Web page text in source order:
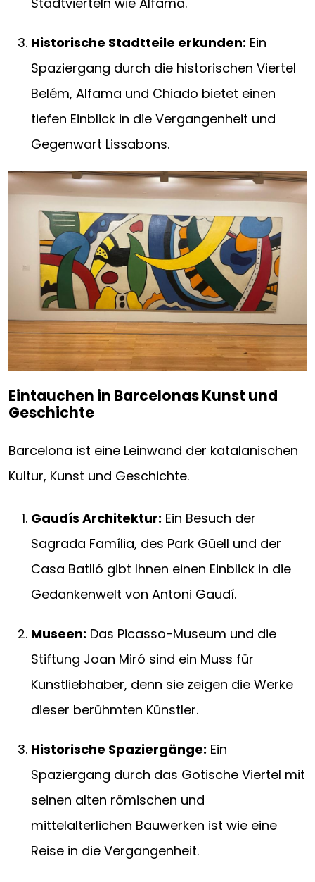
Historische Stadtteile erkunden: Ein
Spaziergang durch die historischen Viertel
Belém, Alfama und Chiado bietet einen
tiefen Einblick in die Vergangenheit und
Gegenwart Lissabons.
Eintauchen in Barcelonas Kunst und
Geschichte
Barcelona ist eine Leinwand der katalanischen
Kultur, Kunst und Geschichte.
Gaudís Architektur: Ein Besuch der
Sagrada Família, des Park Güell und der
Casa Batlló gibt Ihnen einen Einblick in die
Gedankenwelt von Antoni Gaudí.
Museen: Das Picasso-Museum und die
Stiftung Joan Miró sind ein Muss für
Kunstliebhaber, denn sie zeigen die Werke
dieser berühmten Künstler.
Historische Spaziergänge: Ein
Spaziergang durch das Gotische Viertel mit
seinen alten römischen und
mittelalterlichen Bauwerken ist wie eine
Reise in die Vergangenheit.